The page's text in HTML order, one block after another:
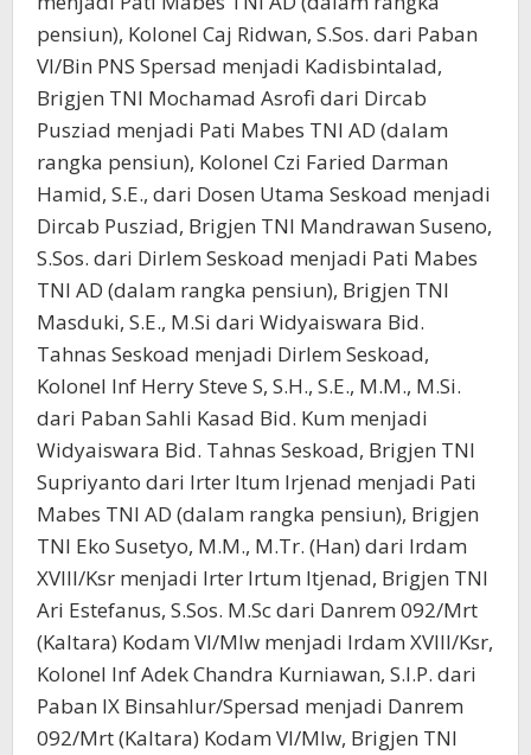
pensiun), Kolonel Caj Ridwan, S.Sos. dari Paban
VI/Bin PNS Spersad menjadi Kadisbintalad,
Brigjen TNI Mochamad Asrofi dari Dircab
Pusziad menjadi Pati Mabes TNI AD (dalam
rangka pensiun), Kolonel Czi Faried Darman
Hamid, S.E., dari Dosen Utama Seskoad menjadi
Dircab Pusziad, Brigjen TNI Mandrawan Suseno,
S.Sos. dari Dirlem Seskoad menjadi Pati Mabes
TNI AD (dalam rangka pensiun), Brigjen TNI
Masduki, S.E., M.Si dari Widyaiswara Bid.
Tahnas Seskoad menjadi Dirlem Seskoad,
Kolonel Inf Herry Steve S, S.H., S.E., M.M., M.Si.
dari Paban Sahli Kasad Bid. Kum menjadi
Widyaiswara Bid. Tahnas Seskoad, Brigjen TNI
Supriyanto dari Irter Itum Irjenad menjadi Pati
Mabes TNI AD (dalam rangka pensiun), Brigjen
TNI Eko Susetyo, M.M., M.Tr. (Han) dari Irdam
XVIII/Ksr menjadi Irter Irtum Itjenad, Brigjen TNI
Ari Estefanus, S.Sos. M.Sc dari Danrem 092/Mrt
(Kaltara) Kodam VI/Mlw menjadi Irdam XVIII/Ksr,
Kolonel Inf Adek Chandra Kurniawan, S.I.P. dari
Paban IX Binsahlur/Spersad menjadi Danrem
092/Mrt (Kaltara) Kodam VI/Mlw, Brigjen TNI